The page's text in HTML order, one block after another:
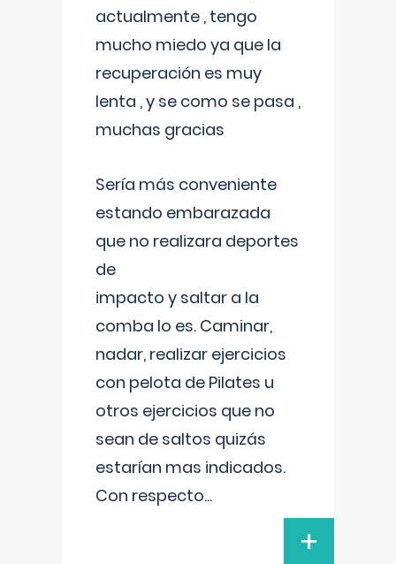
actualmente , tengo
mucho miedo ya que la
recuperación es muy
lenta , y se como se pasa ,
muchas gracias
Sería más conveniente
estando embarazada
que no realizara deportes
de
impacto y saltar a la
comba lo es. Caminar,
nadar, realizar ejercicios
con pelota de Pilates u
otros ejercicios que no
sean de saltos quizás
estarían mas indicados.
Con respecto...
+